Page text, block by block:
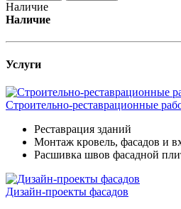
Наличие
Наличие
Услуги
Строительно-реставрационные
Реставрация зданий
Монтаж кровель, фасадов и
Расшивка швов фасадной
Дизайн-проекты фасадов